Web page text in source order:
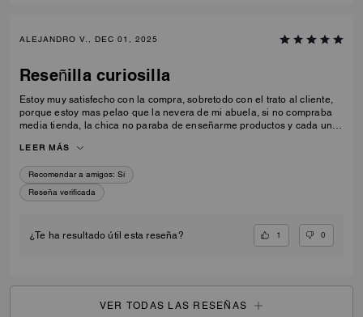
ALEJANDRO V., DEC 01, 2025
Reseñilla curiosilla
Estoy muy satisfecho con la compra, sobretodo con el trato al cliente,
porque estoy mas pelao que la nevera de mi abuela, si no compraba
media tienda, la chica no paraba de enseñarme productos y cada uno
LEER MÁS
Recomendar a amigos: Sí
Reseña verificada
¿Te ha resultado útil esta reseña? 1 0
VER TODAS LAS RESEÑAS